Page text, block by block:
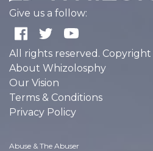
Give us a follow:
All rights reserved. Copyright
About Whizolosphy
Our Vision
Terms & Conditions
Privacy Policy
Abuse & The Abuser